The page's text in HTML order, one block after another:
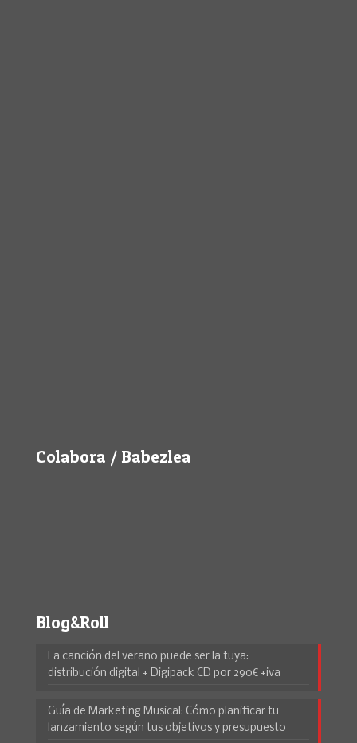
Colabora / Babezlea
Blog&Roll
La canción del verano puede ser la tuya:
distribución digital + Digipack CD por 290€ +iva
Guía de Marketing Musical: Cómo planificar tu
lanzamiento según tus objetivos y presupuesto